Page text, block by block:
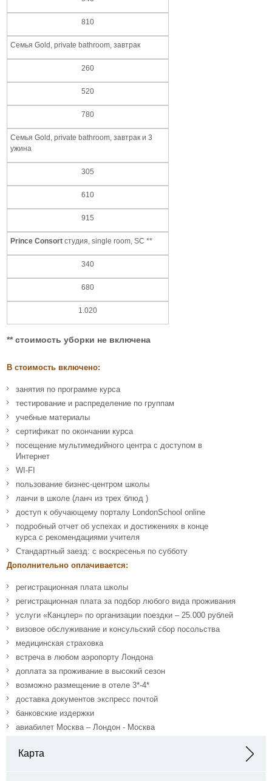
810
Семья Gold, private bathroom, завтрак
260
520
780
Семья Gold, private bathroom, завтрак и 3
ужина
305
610
915
Prince Consort студия, single room, SC **
340
680
1.020
** стоимость уборки не включена
В стоимость включено:
занятия по программе курса
тестирование и распределение по группам
учебные материалы
сертификат по окончании курса
посещение мультимедийного центра с доступом в
Интернет
WI-FI
пользование бизнес-центром школы
ланчи в школе (ланч из трех блюд )
доступ к обучающему порталу LondonSchool online
подробный отчет об успехах и достижениях в конце
курса с рекомендациями учителя
Стандартный заезд: с воскресенья по субботу
Дополнительно оплачивается:
регистрационная плата школы
регистрационная плата за подбор любого вида проживания
услуги «Канцлер» по организации поездки – 25.000 рублей
визовое обслуживание и консульский сбор посольства
медицинская страховка
встреча в любом аэропорту Лондона
доплата за проживание в высокий сезон
возможно размещение в отеле 3*-4*
доставка документов экспресс почтой
банковские издержки
авиабилет Москва – Лондон - Москва
Карта